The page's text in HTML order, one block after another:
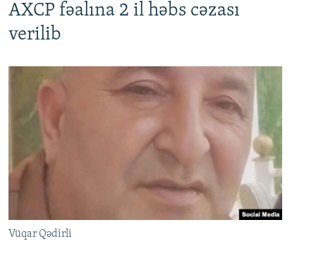
AXCP fəalına 2 il həbs cəzası
verilib
Vüqar Qədirli